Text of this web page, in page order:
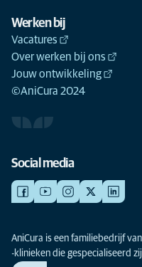
Werken bij
Vacatures
Over werken bij ons
Jouw ontwikkeling
©AniCura 2024
Social media
AniCura is een familiebedrijf
-klinieken die gespecialiseerd